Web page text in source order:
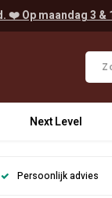
Op maandag 3
Next Level
Persoonlijk advies